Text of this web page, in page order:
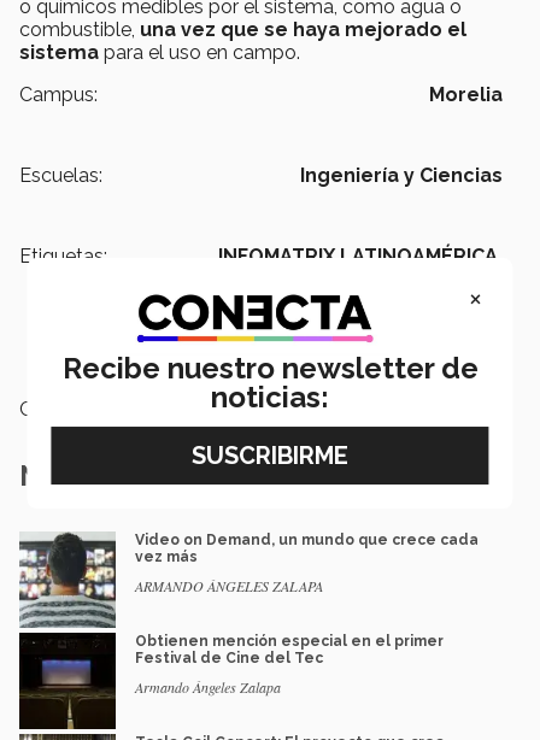
o químicos medibles por el sistema, como agua o
combustible, una vez que se haya mejorado el
sistema para el uso en campo.
Campus:
Morelia
Escuelas: Ingeniería y Ciencias
Etiquetas:
INFOMATRIX LATINOAMÉRICA,
de Fugas,
Ingeniería en
Mecatrónica, Proyecto Multimedia
Categoría:
Notas Relacionadas
Video on Demand, un mundo que crece cada
vez más
ARMANDO ÁNGELES ZALAPA
Obtienen mención especial en el primer
Festival de Cine del Tec
Armando Ángeles Zalapa
×
Recibe nuestro newsletter de
noticias: